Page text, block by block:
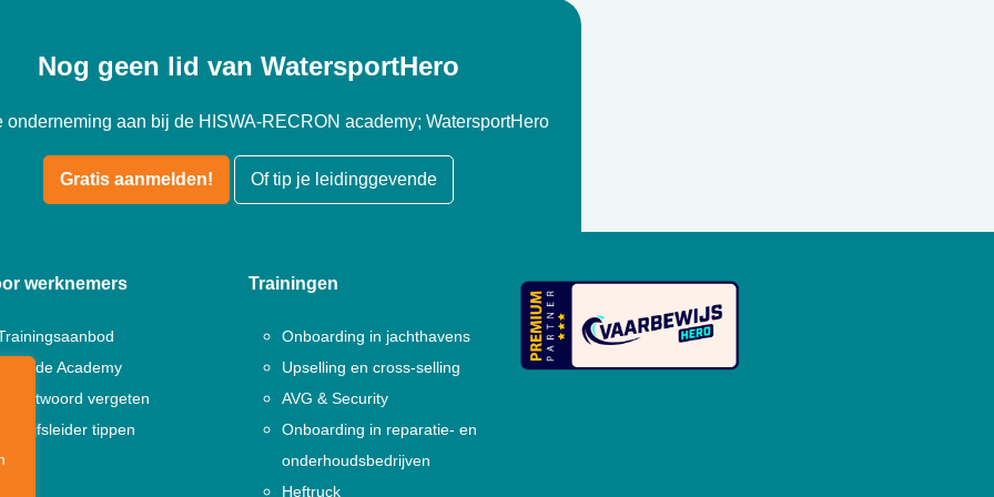
Nog geen lid van WatersportHero
onderneming aan bij de HISWA-RECRON academy; WatersportHero
Gratis aanmelden! Of tip je leidinggevende
werknemers
Naar de Academy
Wachtwoord vergeten
Bedrijfsleider tippen
Trainingen
Onboarding in jachthavens
Upselling en cross-selling
AVG & Security
Onboarding in reparatie- en
onderhoudsbedrijven
Heftruck